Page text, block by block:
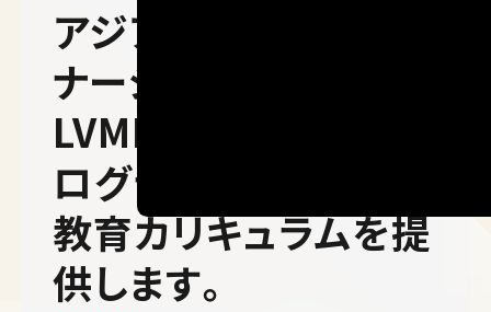
アジア初となるパート
ナーシップが実現！
LVMH JAPAN公認プ
ログラムとして本学の
教育カリキュラムを提
供します。